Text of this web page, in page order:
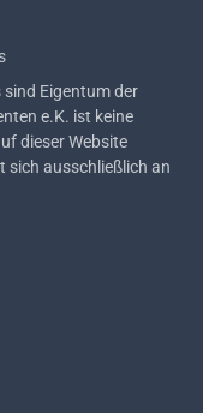
Eigentum der
e.K. ist keine
dieser Website
sich ausschließlich an